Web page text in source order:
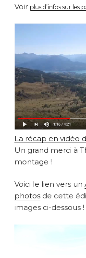
Voir plus d’infos sur les
La récap en vidéo
Un grand merci à
montage !
Voici le lien vers un
photos de cette
images ci-dessous !